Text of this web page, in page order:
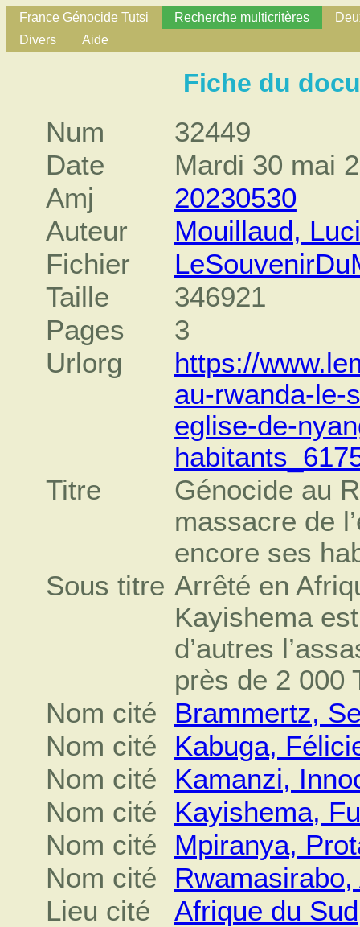
France Génocide Tutsi Recherche multicritères
Divers
Aide
Fiche du
Num
32449
Date
Mardi 30 mai
Amj
20230530
Auteur
Mouillaud,
Fichier
Taille
346921
Pages
3
Urlorg
https://
au-rwanda-le-
eglise-de-
Titre
Génocide au
massacre de
encore ses
Sous titre Arrêté en
Kayishema
d’autres
près de 2 000
Nom cité
Brammertz,
Nom cité
Kabuga,
Nom cité
Kamanzi,
Nom cité
Kayishema,
Nom cité
Mpiranya,
Nom cité
Lieu cité
Afrique du Sud